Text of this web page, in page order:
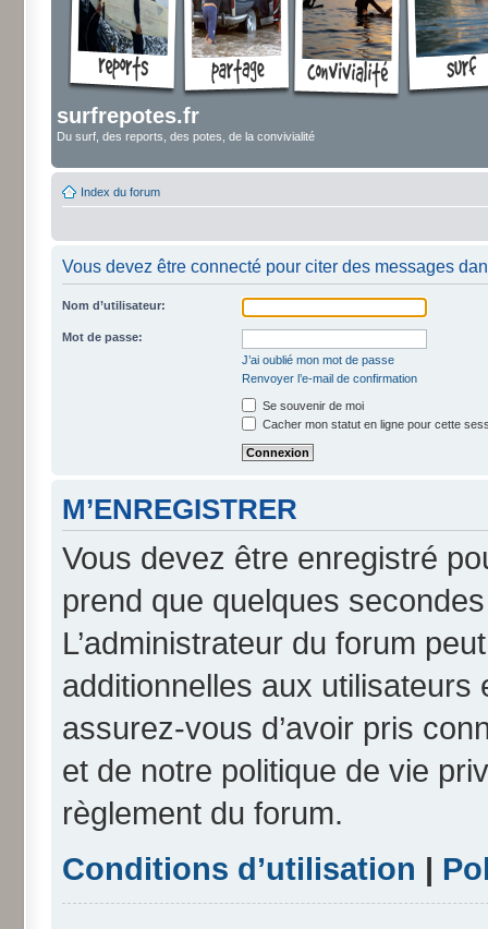
surfrepotes.fr
Du surf, des reports, des potes, de la convivialité
Index du forum
Vous devez être connecté pour citer des messages
Nom d’utilisateur:
Mot de passe:
J’ai oublié mon mot de passe
Renvoyer l’e-mail de confirmation
Se souvenir de moi
Cacher mon statut en ligne pour cette
M’ENREGISTRER
Vous devez être enregistré
prend que quelques
L’administrateur du forum
additionnelles aux
assurez-vous d’avoir pris
et de notre politique de vie
règlement du forum.
Conditions d’utilisation |